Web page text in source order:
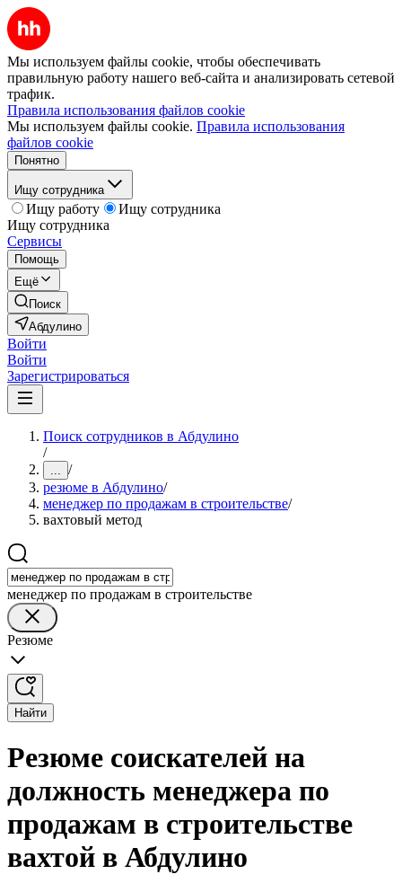
Мы используем файлы cookie, чтобы обеспечивать
правильную работу нашего веб-сайта и анализировать сетевой
трафик.
Правила использования файлов cookie
Мы используем файлы cookie. Правила использования
файлов cookie
Понятно
Ищу сотрудника
Ищу работу
Ищу сотрудника
Ищу сотрудника
Сервисы
Помощь
Ещё
Поиск
Абдулино
Войти
Войти
Зарегистрироваться
Поиск сотрудников в Абдулино
/
... /
резюме в Абдулино/
менеджер по продажам в строительстве/
вахтовый метод
менеджер по продажам в строительстве
Резюме
Найти
Резюме соискателей на
должность менеджера по
продажам в строительстве
вахтой в Абдулино